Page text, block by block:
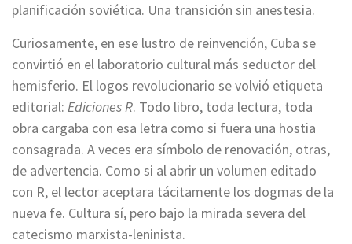
planificación soviética. Una transición sin anestesia.
Curiosamente, en ese lustro de reinvención, Cuba se
convirtió en el laboratorio cultural más seductor del
hemisferio. El logos revolucionario se volvió etiqueta
editorial: Ediciones R. Todo libro, toda lectura, toda
obra cargaba con esa letra como si fuera una hostia
consagrada. A veces era símbolo de renovación, otras,
de advertencia. Como si al abrir un volumen editado
con R, el lector aceptara tácitamente los dogmas de la
nueva fe. Cultura sí, pero bajo la mirada severa del
catecismo marxista-leninista.